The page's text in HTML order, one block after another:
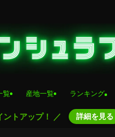
覧 産地一覧 ランキング
ントアップ！ ／ 詳細を見る